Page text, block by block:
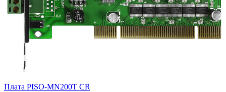
Плата PISO-MN200T CR